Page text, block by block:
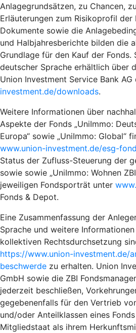
Anlagegrundsätzen, zu Chancen,
Erläuterungen zum Risikoprofil der
Dokumente sowie die
und Halbjahresberichte bilden die
Grundlage für den Kauf der Fonds.
deutscher Sprache erhältlich über
Union Investment Service Bank
investment.de/downloads.
Weitere Informationen über
Aspekte der Fonds „UniImmo:
Europa“ sowie „UniImmo: Global“
www.union-investment.de/esg-
Status der Zufluss-Steuerung der
sowie sowie „UniImmo: Wohnen
jeweiligen Fondsporträt unter
Fonds & Depot.
Eine Zusammenfassung der
Sprache und weitere
kollektiven Rechtsdurchsetzung
https://www.union-investment.de/
beschwerde zu erhalten. Union
GmbH sowie die ZBI
jederzeit beschließen,
gegebenenfalls für den Vertrieb
und/oder Anteilklassen eines
Mitgliedstaat als ihrem